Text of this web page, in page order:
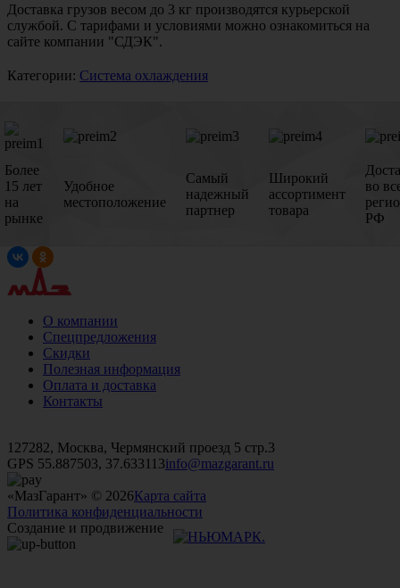
Доставка грузов весом до 3 кг производятся курьерской
службой. С тарифами и условиями можно ознакомиться на
сайте компании "СДЭК".
Категории: Система охлаждения
Более
15 лет
на
рынке
Удобное
местоположение
Самый
надежный
партнер
Широкий
ассортимент
товара
во
РФ
О компании
Спецпредложения
Скидки
Полезная информация
Оплата и доставка
Контакты
127282, Москва, Чермянский проезд 5 стр.3
GPS 55.887503, 37.633113info@mazgarant.ru
«МазГарант» © 2026Карта сайта
Политика конфиденциальности
Создание и продвижение